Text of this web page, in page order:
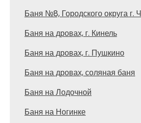
Баня №8, Городского округа г.
Баня на дровах, г. Кинель
Баня на дровах, г. Пушкино
Баня на дровах, соляная баня
Баня на Лодочной
Баня на Ногинке